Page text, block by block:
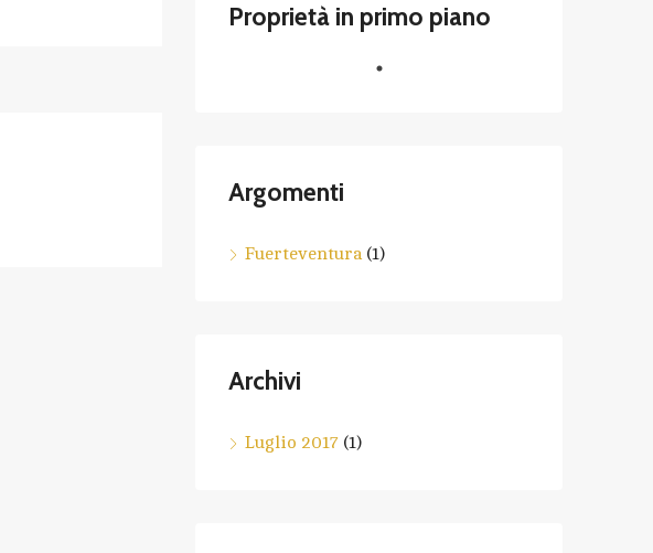
Proprietà in primo piano
Argomenti
Fuerteventura(1)
Archivi
Luglio 2017 (1)